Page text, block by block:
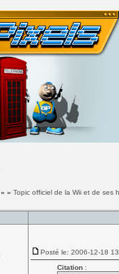
» »Topic officiel de la Wii et de ses
Posté le: 2006-12-18
Citation: